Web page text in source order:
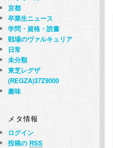
京都
卒業生ニュース
学問・資格・読書
戦場のヴァルキュリア
日常
未分類
東芝レグザ
(REGZA)37Z9000
趣味
メタ情報
ログイン
投稿の RSS